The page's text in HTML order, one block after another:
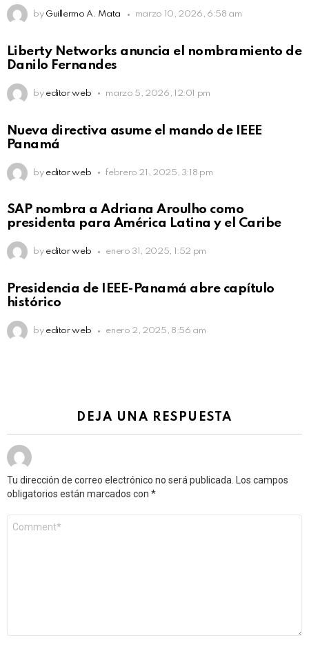
by Guillermo A. Mata marzo 10, 2026, 6:58 am
Liberty Networks anuncia el nombramiento de
Danilo Fernandes
by editor web marzo 5, 2026, 12:01 pm
Nueva directiva asume el mando de IEEE
Panamá
by editor web febrero 21, 2025, 3:18 pm
SAP nombra a Adriana Aroulho como
presidenta para América Latina y el Caribe
by editor web enero 31, 2025, 1:52 pm
Presidencia de IEEE-Panamá abre capítulo
histórico
by editor web enero 2, 2025, 8:56 am
DEJA UNA RESPUESTA
Tu dirección de correo electrónico no será publicada.
Los campos
obligatorios están marcados con *